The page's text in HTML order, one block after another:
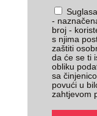
-
broj -
s njima
zaštiti
da će se ti
obliku
sa
povući u
zahtjevom